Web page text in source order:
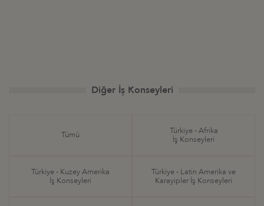
Diğer İş Konseyleri
Tümü
Türkiye - Afrika
İş Konseyleri
Türkiye - Kuzey Amerika
İş Konseyleri
Türkiye - Latin Amerika ve
Karayipler İş Konseyleri